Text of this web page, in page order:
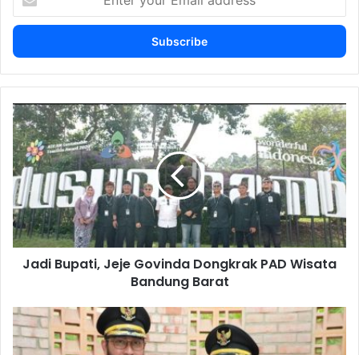
your
Email
Jadi
Bupati,
Jeje
Govinda
Dongkrak
PAD
Wisata
Bandung
Barat
Jadi Bupati, Jeje Govinda Dongkrak PAD Wisata
Bandung Barat
Persib
Juara,
Bupati